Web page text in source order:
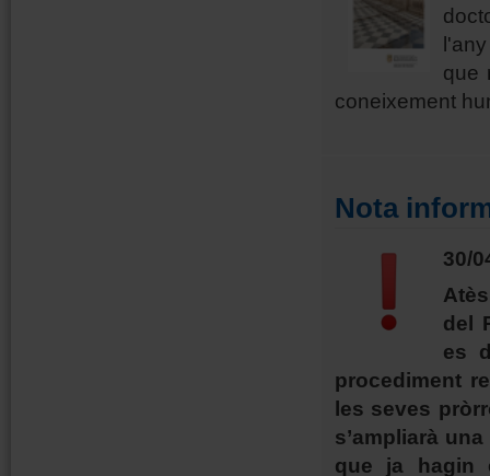
que
coneixement
Nota
30/
del
es
procediment
les seves
s’ampliarà
que ja hagin